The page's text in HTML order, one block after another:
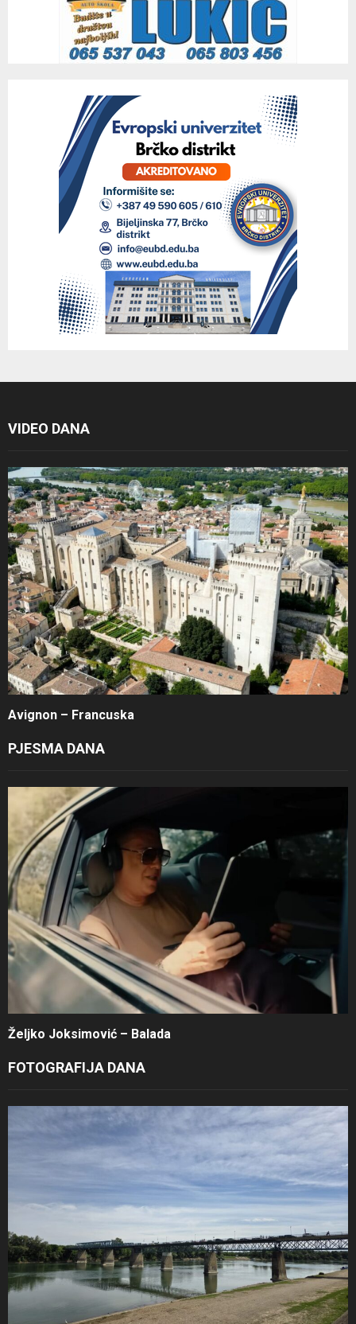
VIDEO DANA
Avignon – Francuska
PJESMA DANA
Željko Joksimović – Balada
FOTOGRAFIJA DANA